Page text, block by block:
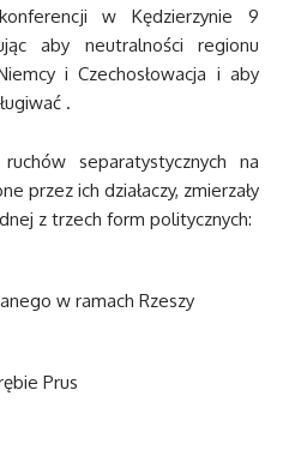
w Kędzierzynie 9
aby neutralności regionu
i Czechosłowacja i aby
.
separatystycznych na
przez ich działaczy, zmierzały
z trzech form politycznych:
w ramach Rzeszy
Prus